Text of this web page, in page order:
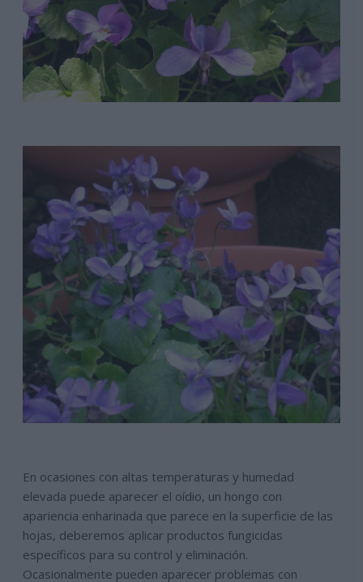
En ocasiones con altas temperaturas y humedad
elevada puede aparecer el oídio, un hongo con
apariencia enharinada que parece en la superficie de las
hojas, deberemos aplicar productos fungicidas
específicos para su control y eliminación.
Ocasionalmente pueden aparecer problemas con